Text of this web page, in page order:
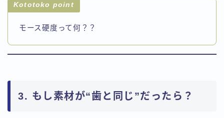
Kototoko point
モース硬度って何？？
3. もし素材が“歯と同じ”だったら？